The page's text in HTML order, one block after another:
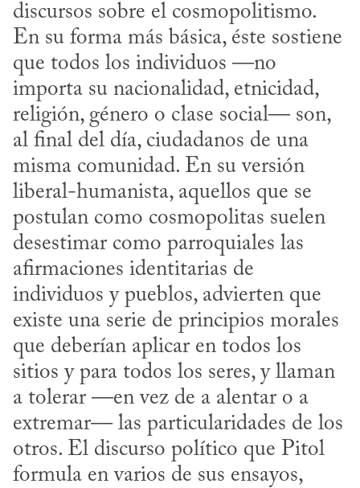
discursos sobre el cosmopolitismo.
En su forma más básica, éste sostiene
que todos los individuos —no
importa su nacionalidad, etnicidad,
religión, género o clase social— son,
al final del día, ciudadanos de una
misma comunidad. En su versión
liberal-humanista, aquellos que se
postulan como cosmopolitas suelen
desestimar como parroquiales las
afirmaciones identitarias de
individuos y pueblos, advierten que
existe una serie de principios morales
que deberían aplicar en todos los
sitios y para todos los seres, y llaman
a tolerar —en vez de a alentar o a
extremar— las particularidades de los
otros. El discurso político que Pitol
formula en varios de sus ensayos,